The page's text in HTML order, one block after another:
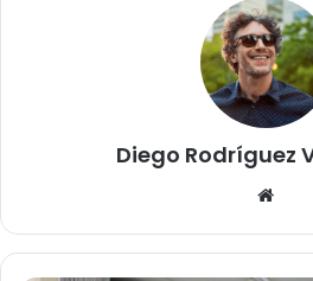
Diego Rodríguez
b